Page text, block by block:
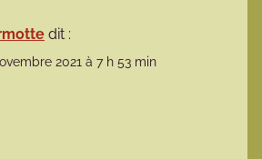
dit :
2021 à 7 h 53 min